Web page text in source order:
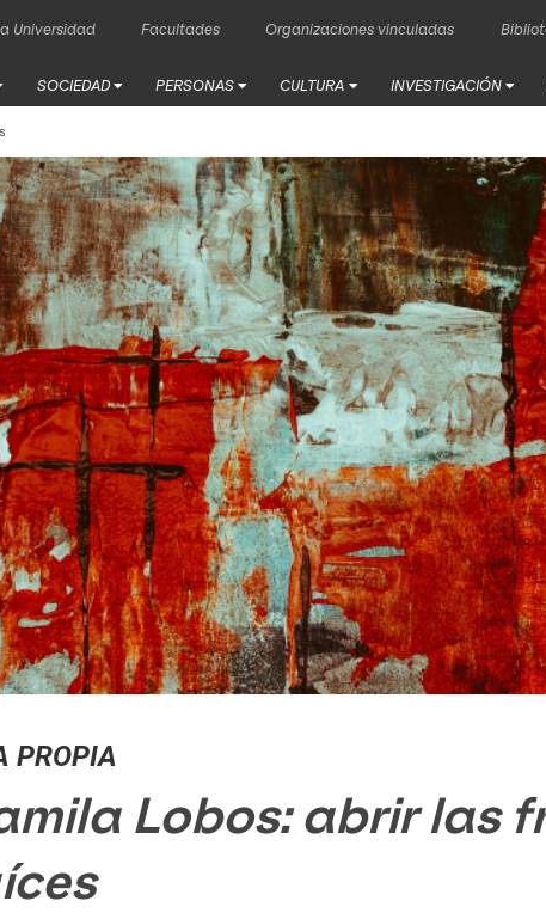
Universidad Facultades Organizaciones vinculadas
SOCIEDAD PERSONAS CULTURA INVESTIGACIÓN
PROPIA
Lobos: abrir las